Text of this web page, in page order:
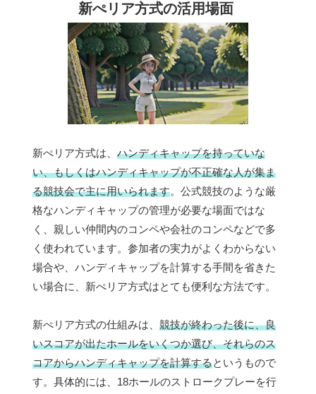
新ぺリア方式の活用場面
新ぺリア方式は、 ハンディキャップを持っていな
い、もしくはハンディキャップが不正確な人が集ま
る競技会で主に用いられます。公式競技のような厳
格なハンディキャップの管理が必要な場面ではな
く、親しい仲間内のコンペや会社のコンペなどで多
く使われています。参加者の実力がよくわからない
場合や、ハンディキャップを計算する手間を省きた
い場合に、新ぺリア方式はとても便利な方法です。
新ぺリア方式の仕組みは、 競技が終わった後に、良
いスコアが出たホールをいくつか選び、それらのス
コアからハンディキャップを計算するというもので
す。具体的には、18ホールのストロークプレーを行